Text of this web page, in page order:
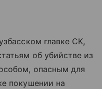
главке СК,
об убийстве из
опасным для
покушении на